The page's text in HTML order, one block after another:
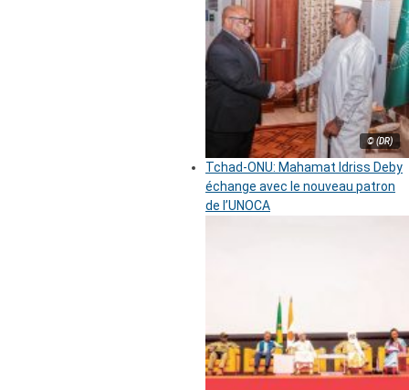
© (DR)
Tchad-ONU: Mahamat Idriss Deby
échange avec le nouveau patron
de l’UNOCA